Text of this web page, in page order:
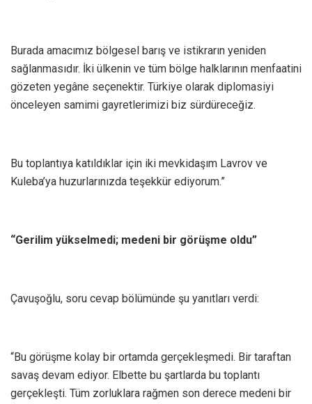
Burada amacımız bölgesel barış ve istikrarın yeniden
sağlanmasıdır. İki ülkenin ve tüm bölge halklarının menfaatini
gözeten yegâne seçenektir. Türkiye olarak diplomasiyi
önceleyen samimi gayretlerimizi biz sürdüreceğiz.
Bu toplantıya katıldıklar için iki mevkidaşım Lavrov ve
Kuleba’ya huzurlarınızda teşekkür ediyorum.”
“Gerilim yükselmedi; medeni bir görüşme oldu”
Çavuşoğlu, soru cevap bölümünde şu yanıtları verdi:
“Bu görüşme kolay bir ortamda gerçekleşmedi. Bir taraftan
savaş devam ediyor. Elbette bu şartlarda bu toplantı
gerçekleşti. Tüm zorluklara rağmen son derece medeni bir